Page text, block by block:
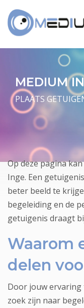
MEDIUM
PLAATS
Op deze pagina
Inge. Een
beter beeld te
begeleiding en de
getuigenis draagt
Waarom
delen
Door jouw ervaring
zoek zijn naar